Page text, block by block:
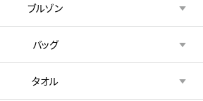
ブルゾン
バッグ
タオル